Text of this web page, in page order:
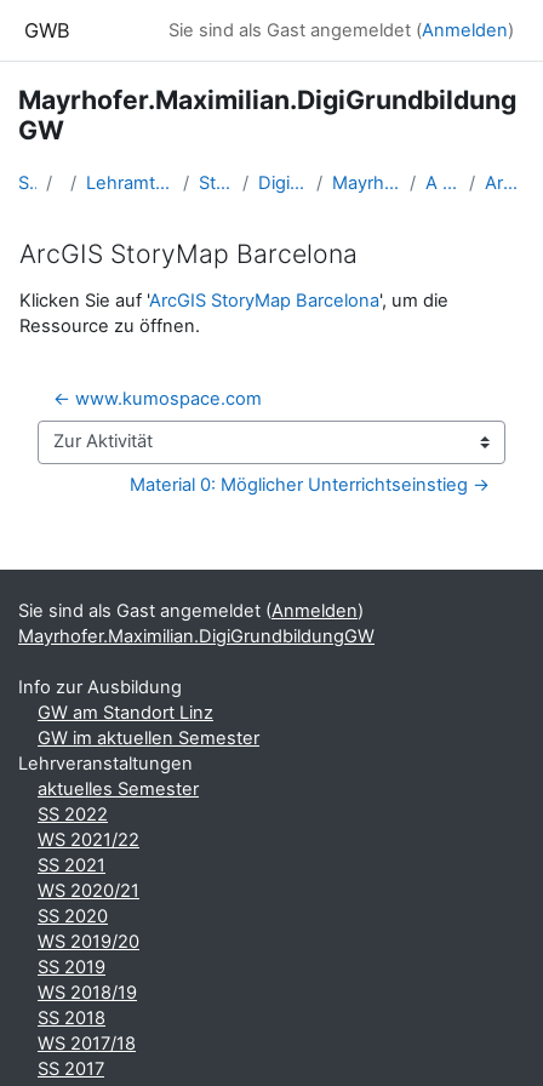
GWB Sie sind als Gast angemeldet (Anmelden)
Mayrhofer.Maximilian.DigiGrundbildung
GW
Startseite Kurse Lehramtsausbildung GW im Cluster Österreich Mitte Studentische Lernkurse Digitale Grundbildung - SS 2021 Mayrhofer.Maximilian.DigiGrundbildungGW A 4.4 ArcGIS StoryMaps ArcGIS StoryMap Barcelona
ArcGIS StoryMap Barcelona
Abschlussbedingungen
Klicken Sie auf 'ArcGIS StoryMap Barcelona', um die
Ressource zu öffnen.
← www.kumospace.com
Zur Aktivität
Material 0: Möglicher Unterrichtseinstieg →
Ergänzungsblöcke
Sie sind als Gast angemeldet (Anmelden)
Mayrhofer.Maximilian.DigiGrundbildungGW
Info zur Ausbildung
GW am Standort Linz
GW im aktuellen Semester
Lehrveranstaltungen
aktuelles Semester
SS 2022
WS 2021/22
SS 2021
WS 2020/21
SS 2020
WS 2019/20
SS 2019
WS 2018/19
SS 2018
WS 2017/18
SS 2017